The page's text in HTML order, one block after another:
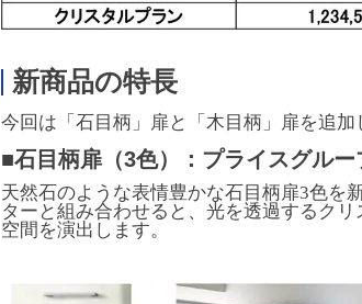
新商品の特長
今回は「石目柄」扉と「木目柄」扉を追加
■石目柄扉（3色）：プライスグルー
天然石のような表情豊かな石目柄扉3色を
ターと組み合わせると、光を透過するク
空間を演出します。